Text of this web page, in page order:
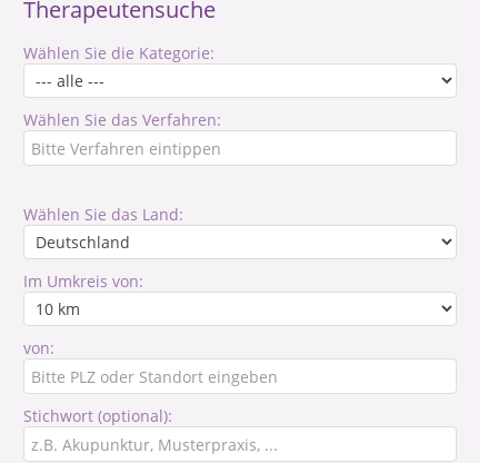
Therapeutensuche
Wählen Sie die Kategorie:
Wählen Sie das Verfahren:
Wählen Sie das Land:
Im Umkreis von:
von:
Stichwort (optional):